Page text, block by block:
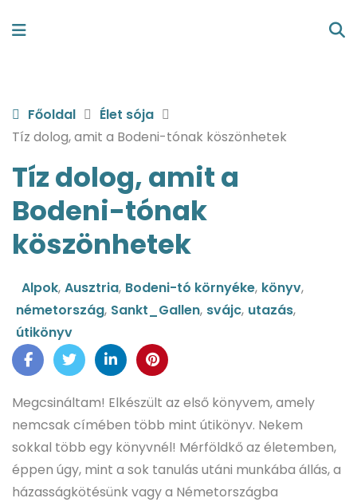
Főoldal
Élet sója
Tíz dolog, amit a Bodeni-tónak köszönhetek
Tíz dolog, amit a
Bodeni-tónak
köszönhetek
Alpok, Ausztria, Bodeni-tó környéke, könyv,
németország, Sankt_Gallen, svájc, utazás,
útikönyv
Megcsináltam! Elkészült az első könyvem, amely
nemcsak címében több mint útikönyv. Nekem
sokkal több egy könyvnél! Mérföldkő az életemben,
éppen úgy, mint a sok tanulás utáni munkába állás, a
házasságkötésünk vagy a Németországba